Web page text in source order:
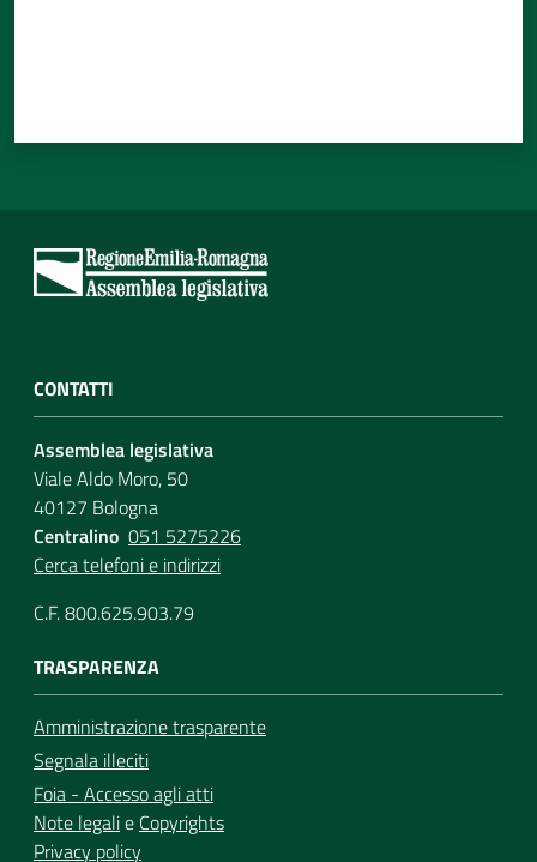
CONTATTI
Assemblea legislativa
Viale Aldo Moro, 50
40127 Bologna
Centralino 051 5275226
Cerca telefoni e indirizzi
C.F. 800.625.903.79
TRASPARENZA
Amministrazione trasparente
Segnala illeciti
Foia - Accesso agli atti
Note legalie Copyrights
Privacy policy